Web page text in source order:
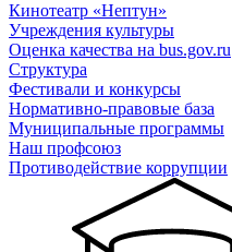
Кинотеатр «Нептун»
Учреждения культуры
Оценка качества на bus.gov.ru
Структура
Фестивали и конкурсы
Нормативно-правовые база
Муниципальные программы
Наш профсоюз
Противодействие коррупции